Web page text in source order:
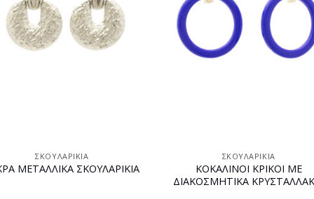
ΣΚΟΥΛΑΡΊΚΙΑ
ΜΕΤΑΛΛΙΚΑ ΣΚΟΥΛΑΡΙΚΙΑ
ΣΚΟΥΛΑΡΊΚΙΑ
ΚΟΚΑΛΙΝΟΙ ΚΡΙΚΟΙ ΜΕ
ΔΙΑΚΟΣΜΗΤΙΚΑ